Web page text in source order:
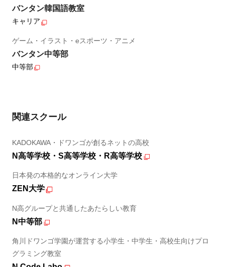
バンタン韓国語教室
キャリア
ゲーム・イラスト・eスポーツ・アニメ
バンタン中等部
中等部
関連スクール
KADOKAWA・ドワンゴが創るネットの高校
N高等学校・S高等学校・R高等学校
日本発の本格的なオンライン大学
ZEN大学
N高グループと共通したあたらしい教育
N中等部
角川ドワンゴ学園が運営する小学生・中学生・高校生向けプロ
グラミング教室